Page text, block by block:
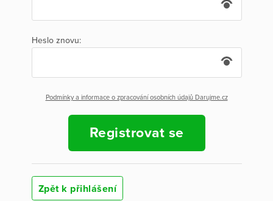
Heslo znovu:
Podmínky a informace o zpracování osobních údajů Darujme.cz
Registrovat se
Zpět k přihlášení